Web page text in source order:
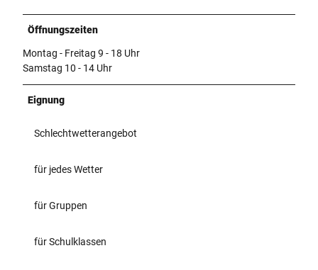
Öffnungszeiten
Montag - Freitag 9 - 18 Uhr
Samstag 10 - 14 Uhr
Eignung
Schlechtwetterangebot
für jedes Wetter
für Gruppen
für Schulklassen